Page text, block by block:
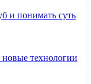
и понимать суть
новые технологии